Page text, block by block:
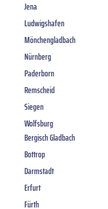
Jena
Ludwigshafen
Mönchengladbach
Nürnberg
Paderborn
Remscheid
Siegen
Wolfsburg
Bergisch Gladbach
Bottrop
Darmstadt
Erfurt
Fürth